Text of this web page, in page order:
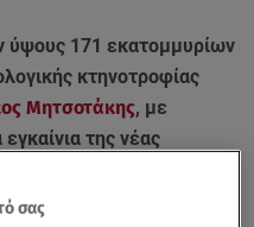
ύψους 171 εκατομμυρίων
κτηνοτροφίας
Μητσοτάκης, με
της νέας
σας